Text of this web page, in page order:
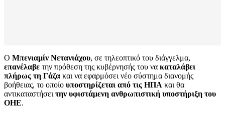
Ο Μπενιαμίν Νετανιάχου, σε τηλεοπτικό του διάγγελμα,
επανέλαβε την πρόθεση της κυβέρνησής του να καταλάβει
πλήρως τη Γάζα και να εφαρμόσει νέο σύστημα διανομής
βοήθειας, το οποίο υποστηρίζεται από τις ΗΠΑ και θα
αντικαταστήσει την υφιστάμενη ανθρωπιστική υποστήριξη του
ΟΗΕ.